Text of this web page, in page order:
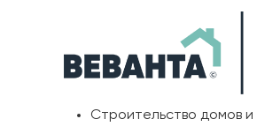
Строительство домов